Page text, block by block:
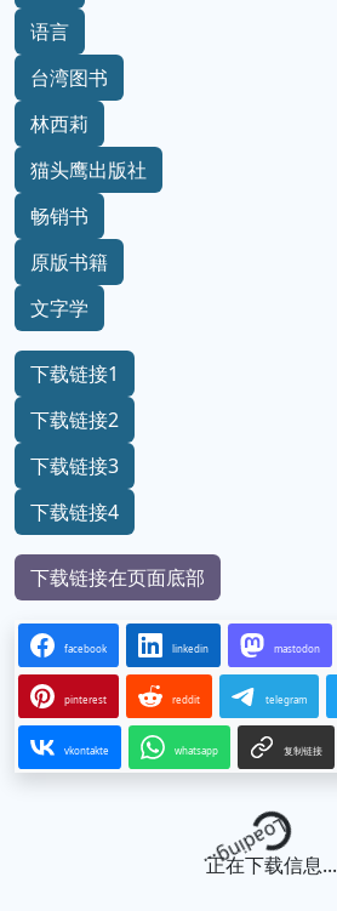
语言
台湾图书
林西莉
猫头鹰出版社
畅销书
原版书籍
文字学
下载链接1
下载链接2
下载链接3
下载链接4
下载链接在页面底部
facebook linkedin mastodon
pinterest reddit telegram
vkontakte whatsapp 复制链接
Loading...
正在下载信息...